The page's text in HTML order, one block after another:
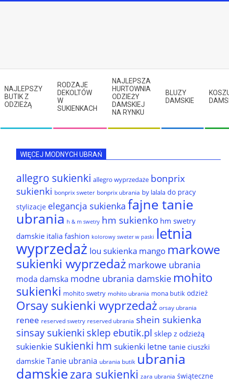
NAJLEPSZY
BUTIK Z
ODZIEŻĄ
RODZAJE
DEKOLTÓW
W
SUKIENKACH
NAJLEPSZA
HURTOWNIA
ODZIEŻY
DAMSKIEJ
NA RYNKU
BLUZY
DAMSKIE
WIĘCEJ MODNYCH UBRAŃ
allegro sukienki allegro wyprzedaże bonprix
sukienki bonprix sweter bonprix ubrania by lalala do pracy
stylizacje elegancja sukienka fajne tanie
ubrania h & m swetry hm sukienko hm swetry
damskie italia fashion kolorowy sweter w paski letnia
wyprzedaż lou sukienka mango markowe
sukienki wyprzedaż markowe ubrania
moda damska modne ubrania damskie mohito
sukienki mohito swetry mohito ubrania mona butik odzież
Orsay sukienki wyprzedaż orsay ubrania
renee reserved swetry reserved ubrania shein sukienka
sinsay sukienki sklep ebutik.pl sklep z odzieżą
sukienkie sukienki hm sukienki letne tanie ciuszki
damskie Tanie ubrania ubrania butik ubrania
damskiezara sukienki zara ubrania świąteczne